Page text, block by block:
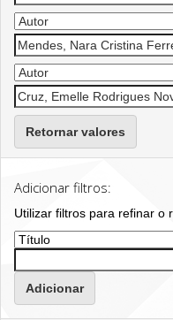
Retornar valores
Adicionar filtros:
Utilizar filtros para refinar o